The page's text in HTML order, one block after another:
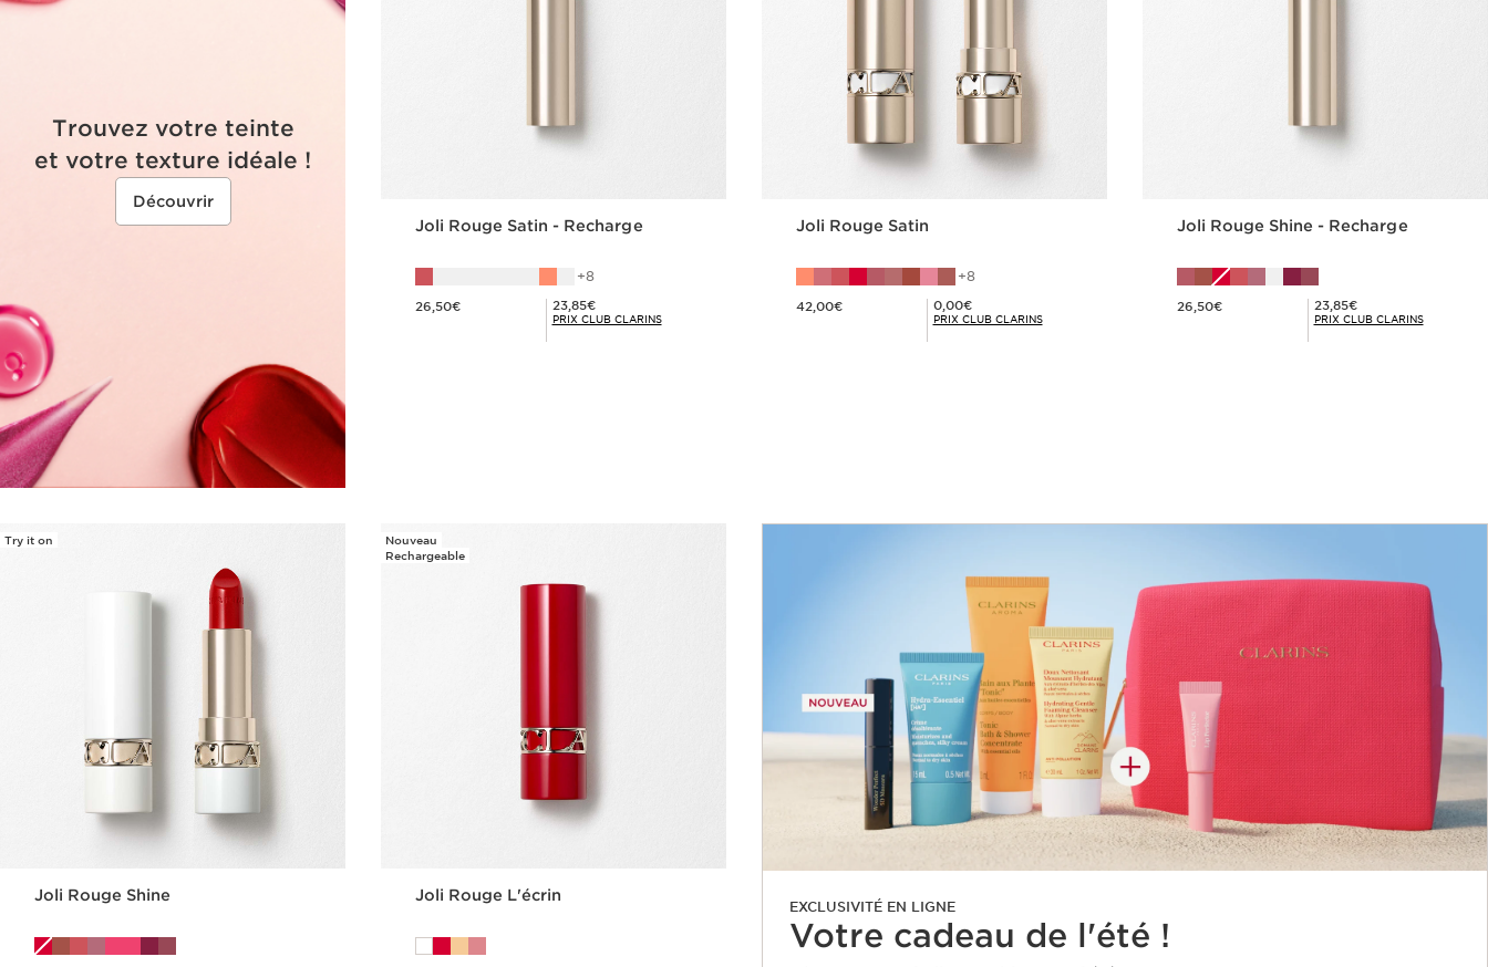
Trouvez votre teinte
et votre texture idéale !
Découvrir
Joli Rouge Satin - Recharge
8
26,50€ Prix Club Clarins 23,85€
23,85€
PRIX CLUB CLARINS
Joli Rouge Satin
8
42,00€ Prix Club Clarins 0,00€
0,00€
PRIX CLUB CLARINS
Joli Rouge Shine - Recharge
26,50€ Prix Club Clarins 23,85€
23,85€
PRIX CLUB CLARINS
Try it on
Joli Rouge Shine
Nouveau
Rechargeable
Joli Rouge L'écrin
EXCLUSIVITÉ EN LIGNE
Votre cadeau de l'été !